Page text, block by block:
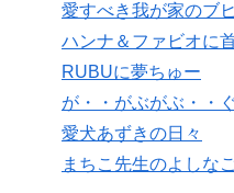
愛すべき我が家のブ
ハンナ＆ファビオに
RUBUに夢ちゅー
が・・がぶがぶ・・
愛犬あずきの日々
まちこ先生のよしな